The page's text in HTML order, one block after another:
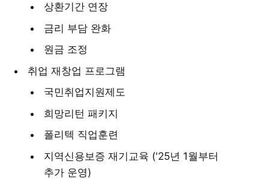
상환기간 연장
금리 부담 완화
원금 조정
취업 재창업 프로그램
국민취업지원제도
희망리턴 패키지
폴리텍 직업훈련
지역신용보증 재기교육 ('25년 1월부터
추가 운영)